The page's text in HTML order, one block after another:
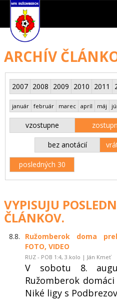
ARCHÍV
2007 2008 2009 2010 2011
január február marec apríl máj
vzostupne
bez anotácií
posledných 30
VYPISUJU
ČLÁNKOV.
8.8.
Ružomberok doma
FOTO, VIDEO
RUZ - POB 1:4, 3.kolo | Ján Kmeť
V sobotu 8.
Ružomberok
Niké ligy s